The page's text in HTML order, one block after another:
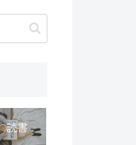
読書